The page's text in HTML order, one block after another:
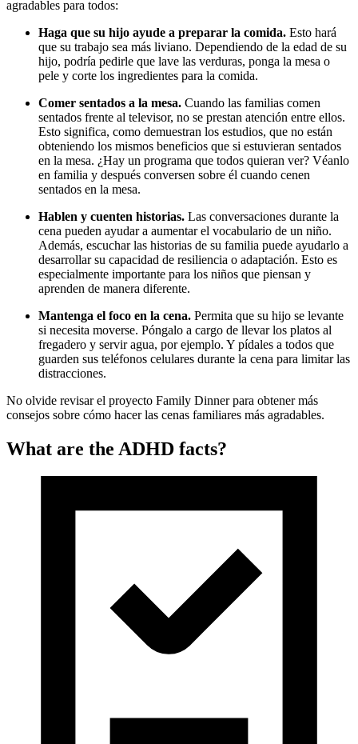
agradables para todos:
Haga que su hijo ayude a preparar la comida. Esto hará
que su trabajo sea más liviano. Dependiendo de la edad de su
hijo, podría pedirle que lave las verduras, ponga la mesa o
pele y corte los ingredientes para la comida.
Comer sentados a la mesa. Cuando las familias comen
sentados frente al televisor, no se prestan atención entre ellos.
Esto significa, como demuestran los estudios, que no están
obteniendo los mismos beneficios que si estuvieran sentados
en la mesa. ¿Hay un programa que todos quieran ver? Véanlo
en familia y después conversen sobre él cuando cenen
sentados en la mesa.
Hablen y cuenten historias. Las conversaciones durante la
cena pueden ayudar a aumentar el vocabulario de un niño.
Además, escuchar las historias de su familia puede ayudarlo a
desarrollar su capacidad de resiliencia o adaptación. Esto es
especialmente importante para los niños que piensan y
aprenden de manera diferente.
Mantenga el foco en la cena. Permita que su hijo se levante
si necesita moverse. Póngalo a cargo de llevar los platos al
fregadero y servir agua, por ejemplo. Y pídales a todos que
guarden sus teléfonos celulares durante la cena para limitar las
distracciones.
No olvide revisar el proyecto Family Dinner para obtener más
consejos sobre cómo hacer las cenas familiares más agradables.
What are the ADHD facts?